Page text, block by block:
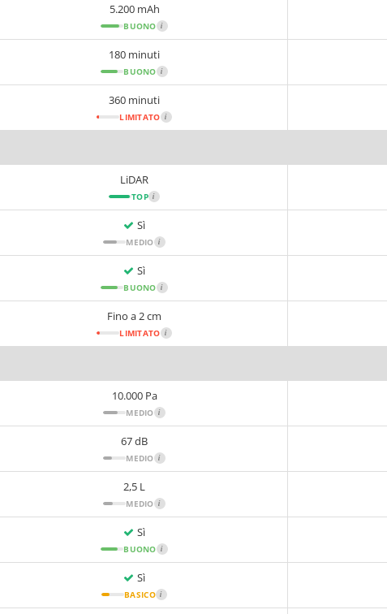
5.200 mAh
BUONO i
180 minuti
BUONO i
360 minuti
LIMITATO i
LiDAR
TOP i
Sì
MEDIO i
Sì
BUONO i
Fino a 2 cm
LIMITATO i
10.000 Pa
MEDIO i
67 dB
MEDIO i
2,5 L
MEDIO i
Sì
BUONO i
Sì
BASICO i